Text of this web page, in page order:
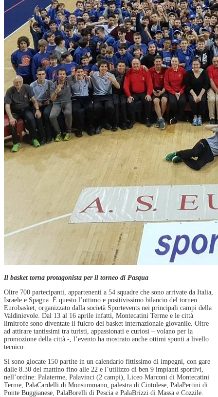
Il basket torna protagonista per il torneo di Pasqua
Oltre 700 partecipanti, appartenenti a 54 squadre che sono arrivate da Italia,
Israele e Spagna. È questo l’ottimo e positivissimo bilancio del torneo
Eurobasket, organizzato dalla società Sportevents nei principali campi della
Valdinievole. Dal 13 al 16 aprile infatti, Montecatini Terme e le città
limitrofe sono diventate il fulcro del basket internazionale giovanile. Oltre
ad attirare tantissimi tra turisti, appassionati e curiosi – volano per la
promozione della città -, l’evento ha mostrato anche ottimi spunti a livello
tecnico.
Si sono giocate 150 partite in un calendario fittissimo di impegni, con gare
dalle 8.30 del mattino fino alle 22 e l’utilizzo di ben 9 impianti sportivi,
nell’ordine: Palaterme, Palavinci (2 campi), Liceo Marconi di Montecatini
Terme, PalaCardelli di Monsummano, palestra di Cintolese, PalaPertini di
Ponte Buggianese, PalaBorelli di Pescia e PalaBrizzi di Massa e Cozzile.